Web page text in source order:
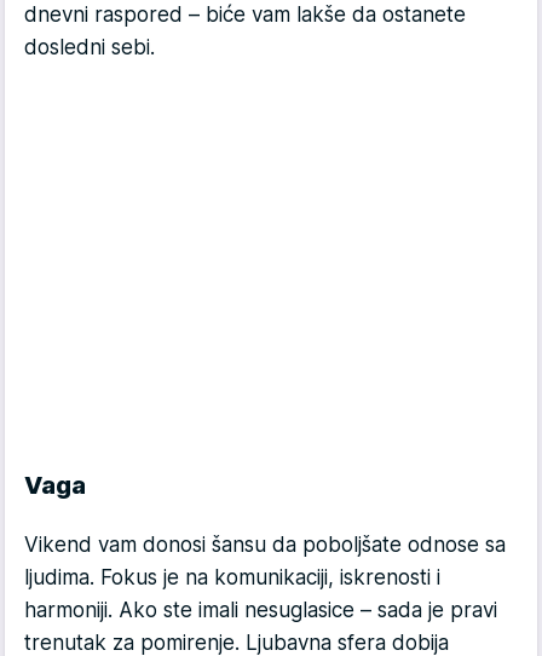
dnevni raspored – biće vam lakše da ostanete
dosledni sebi.
Vaga
Vikend vam donosi šansu da poboljšate odnose sa
ljudima. Fokus je na komunikaciji, iskrenosti i
harmoniji. Ako ste imali nesuglasice – sada je pravi
trenutak za pomirenje. Ljubavna sfera dobija